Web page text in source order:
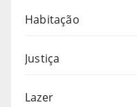
Habitação
Justiça
Lazer